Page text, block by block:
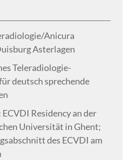
Anicura
Asterlagen
Teleradiologie-
deutsch sprechende
ECVDI Residency an der
Universität in Ghent;
des ECVDI am